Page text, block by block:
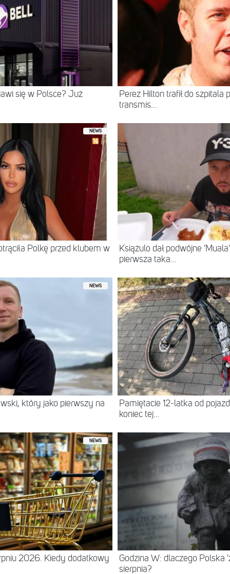
się w Polsce? Już
Perez Hilton trafił do szpitala
transmis...
NEWS
Polkę przed klubem w
Książulo dał podwójne
pierwsza taka...
NEWS
który jako pierwszy na
Pamiętacie 12-latka od
koniec tej...
NEWS
2026. Kiedy dodatkowy
Godzina W: dlaczego Polska
sierpnia?